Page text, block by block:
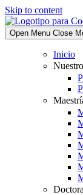
Skip to content
Open Menu Close
Inicio